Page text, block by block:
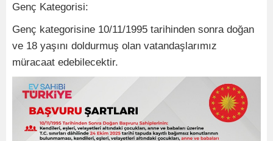
Genç Kategorisi:
Genç kategorisine 10/11/1995 tarihinden sonra doğan
ve 18 yaşını doldurmuş olan vatandaşlarımız
müracaat edebilecektir.